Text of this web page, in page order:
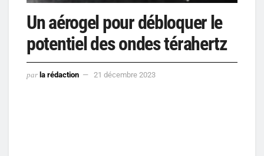
Un aérogel pour débloquer le
potentiel des ondes térahertz
par la rédaction 21 décembre 2023